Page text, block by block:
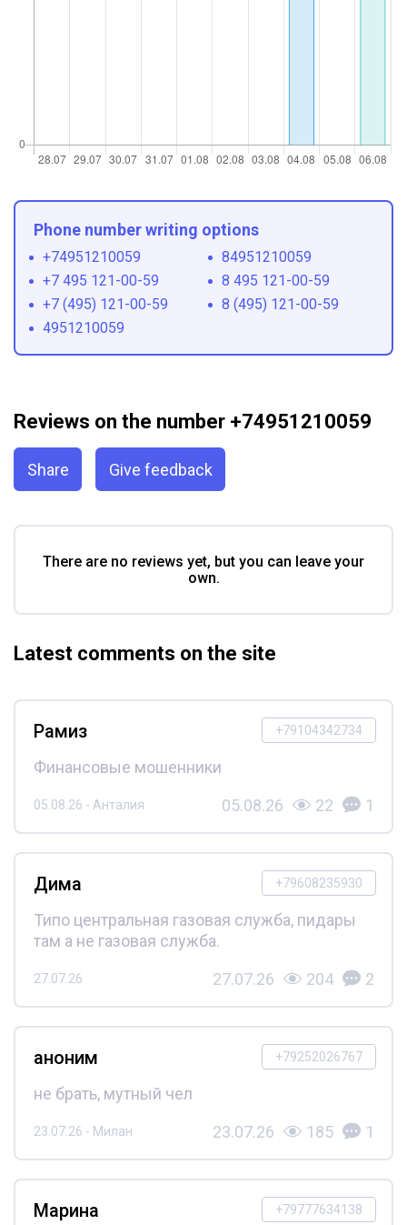
Phone number writing options
+74951210059
84951210059
+7 495 121-00-59
8 495 121-00-59
+7 (495) 121-00-59
8 (495) 121-00-59
4951210059
Reviews on the number +74951210059
Share Give feedback
There are no reviews yet, but you can leave your
own.
Latest comments on the site
+79104342734
Рамиз
Финансовые мошенники
05.08.26 - Анталия 05.08.26 22 1
+79608235930
Дима
Типо центральная газовая служба, пидары
там а не газовая служба.
27.07.26 27.07.26 204 2
+79252026767
аноним
не брать, мутный чел
23.07.26 - Милан 23.07.26 185 1
+79777634138
Марина